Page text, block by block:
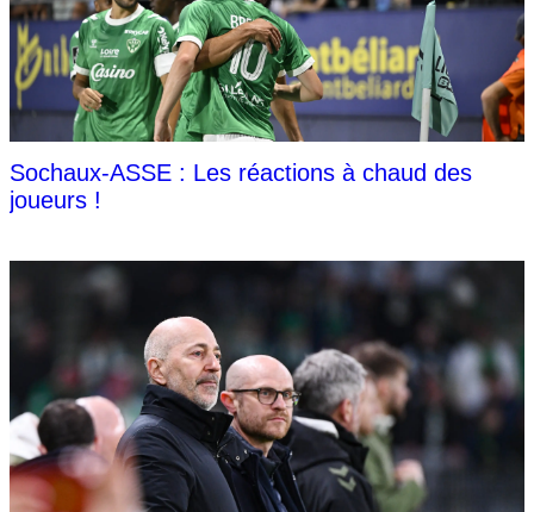
Sochaux-ASSE : Les réactions à chaud des
joueurs !